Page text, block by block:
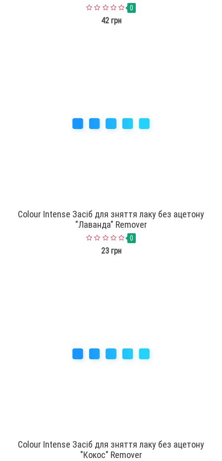
0
42 грн
Colour Intense Засіб для зняття лаку без ацетону
"Лаванда" Remover
0
23 грн
Colour Intense Засіб для зняття лаку без ацетону
"Кокос" Remover